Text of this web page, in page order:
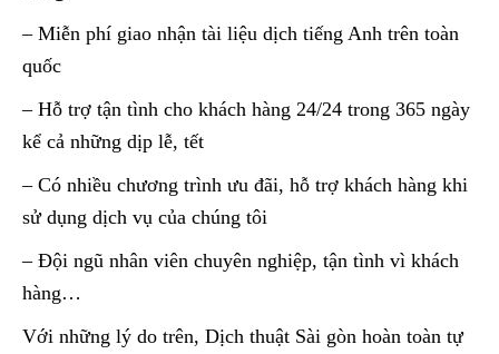
– Miễn phí giao nhận tài liệu dịch tiếng Anh trên toàn
quốc
– Hỗ trợ tận tình cho khách hàng 24/24 trong 365 ngày
kể cả những dịp lễ, tết
– Có nhiều chương trình ưu đãi, hỗ trợ khách hàng khi
sử dụng dịch vụ của chúng tôi
– Đội ngũ nhân viên chuyên nghiệp, tận tình vì khách
hàng…
Với những lý do trên, Dịch thuật Sài gòn hoàn toàn tự